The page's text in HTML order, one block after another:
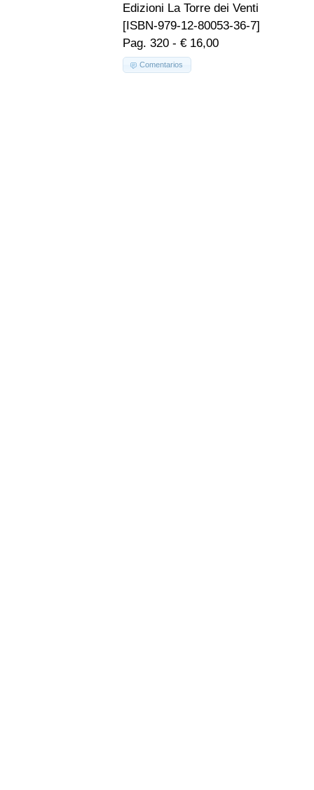
Edizioni La Torre dei Venti
[ISBN-979-12-80053-36-7]
Pag. 320 - € 16,00
Comentarios